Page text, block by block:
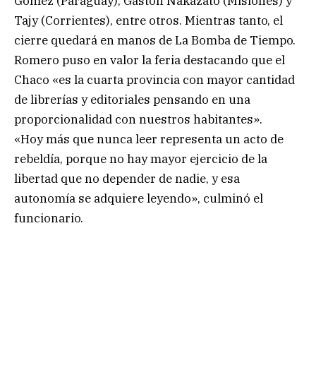
Tajy (Corrientes), entre otros. Mientras tanto, el
cierre quedará en manos de La Bomba de Tiempo.
Romero puso en valor la feria destacando que el
Chaco «es la cuarta provincia con mayor cantidad
de librerías y editoriales pensando en una
proporcionalidad con nuestros habitantes».
«Hoy más que nunca leer representa un acto de
rebeldía, porque no hay mayor ejercicio de la
libertad que no depender de nadie, y esa
autonomía se adquiere leyendo», culminó el
funcionario.